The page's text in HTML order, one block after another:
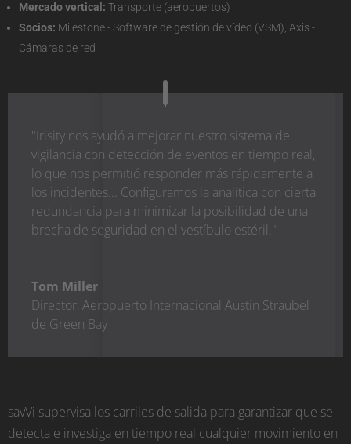
Mercado vertical: Transporte (aeropuertos)
Socios: Milestone - Software de gestión de vídeo (VSM), Axis -
Cámaras de red
"Irisity nos ayudó a mejorar nuestro sistema de
vigilancia con detección de eventos en tiempo real,
lo que nos permitió responder más rápidamente a
los incidentes... Configuramos la analítica con cierta
redundancia para minimizar la posibilidad de una
brecha de seguridad en el vestíbulo estéril."
Tom Miller
Director, Aeropuerto Internacional Austin Straubel
de Green Bay
savVi supervisa los carriles de salida para garantizar que se
detecta e investiga en tiempo real cualquier movimiento en